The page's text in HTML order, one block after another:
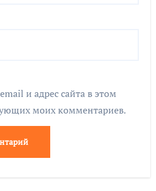
и адрес сайта в этом
моих комментариев.